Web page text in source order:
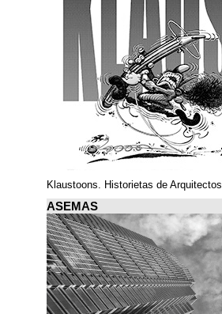
Klaustoons. Historietas de Arquitectos
ASEMAS